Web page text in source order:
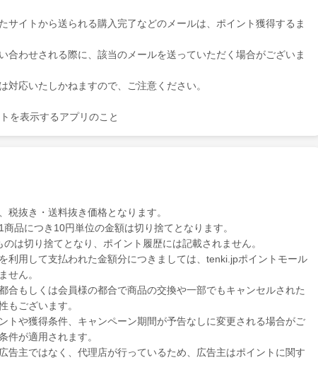
サイトから送られる購入完了などのメールは、ポイント獲得するま
合わせされる際に、該当のメールを送っていただく場合がございま
対応いたしかねますので、ご注意ください。
を表示するアプリのこと
税抜き・送料抜き価格となります。
品につき10円単位の金額は切り捨てとなります。
は切り捨てとなり、ポイント履歴には記載されません。
利用して支払われた金額分につきましては、tenki.jpポイントモール
せん。
合もしくは会員様の都合で商品の交換や一部でもキャンセルされた
もございます。
トや獲得条件、キャンペーン期間が予告なしに変更される場合がご
件が適用されます。
告主ではなく、代理店が行っているため、広告主はポイントに関す